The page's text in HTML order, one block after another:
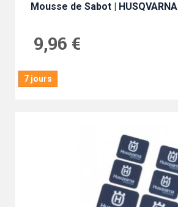
Mousse de Sabot | HUSQVARNA
9,96 €
7 jours